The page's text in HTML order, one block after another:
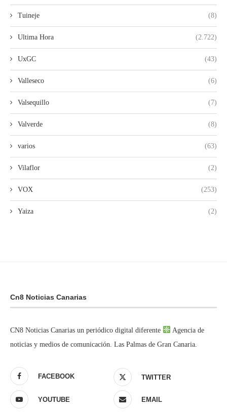
Tuineje (8)
Ultima Hora (2.722)
UxGC (43)
Valleseco (6)
Valsequillo (7)
Valverde (8)
varios (63)
Vilaflor (2)
VOX (253)
Yaiza (2)
Cn8 Noticias Canarias
CN8 Noticias Canarias un periódico digital diferente
Agencia de
noticias y medios de comunicación. Las Palmas de Gran Canaria.
FACEBOOK TWITTER
YOUTUBE EMAIL